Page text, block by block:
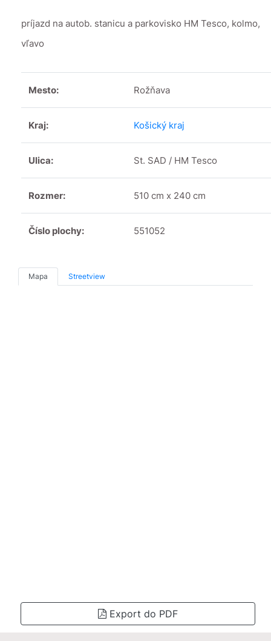
príjazd na autob. stanicu a parkovisko HM Tesco, kolmo,
vľavo
Mesto: Rožňava
Kraj: Košický kraj
Ulica: St. SAD / HM Tesco
Rozmer: 510 cm x 240 cm
Číslo plochy: 551052
Mapa Streetview
Export do PDF